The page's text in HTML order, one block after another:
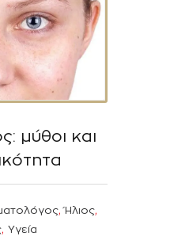
μύθοι και
,Ήλιος,
, Υγεία